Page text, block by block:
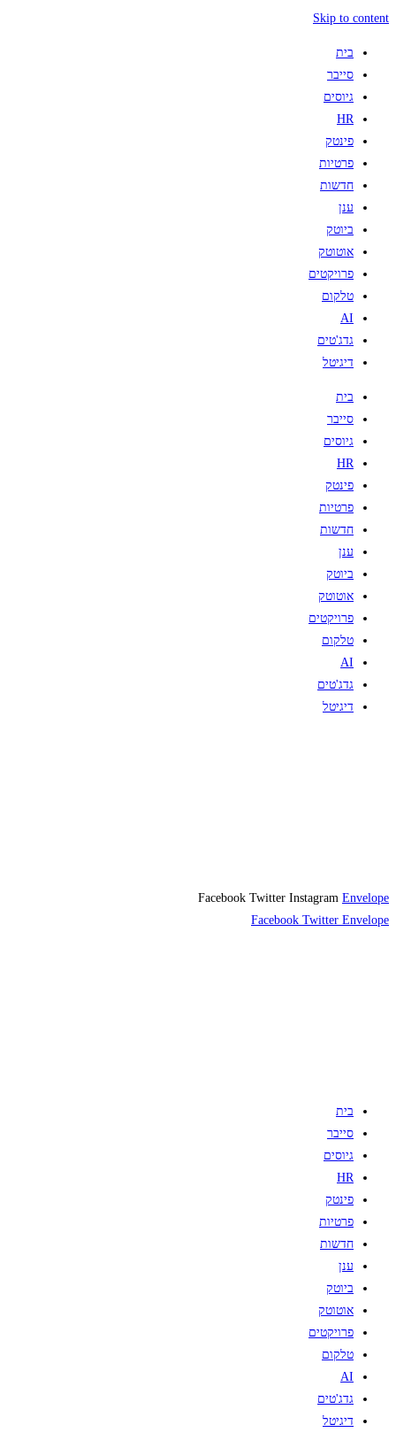
Skip to content
בית
סייבר
גיוסים
HR
פינטק
פרטיות
חדשות
ענן
ביוטק
אוטוטק
פרויקטים
טלקום
AI
גדג'טים
דיגיטל
בית
סייבר
גיוסים
HR
פינטק
פרטיות
חדשות
ענן
ביוטק
אוטוטק
פרויקטים
טלקום
AI
גדג'טים
דיגיטל
Facebook Twitter Instagram Envelope
Facebook Twitter Envelope
בית
סייבר
גיוסים
HR
פינטק
פרטיות
חדשות
ענן
ביוטק
אוטוטק
פרויקטים
טלקום
AI
גדג'טים
דיגיטל